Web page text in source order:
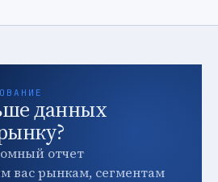
данных
отчет
вас рынкам, сегментам